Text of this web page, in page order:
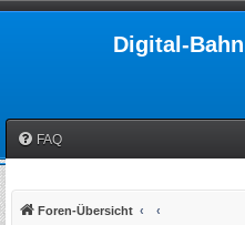
Digital-
FAQ
Foren-Übersicht